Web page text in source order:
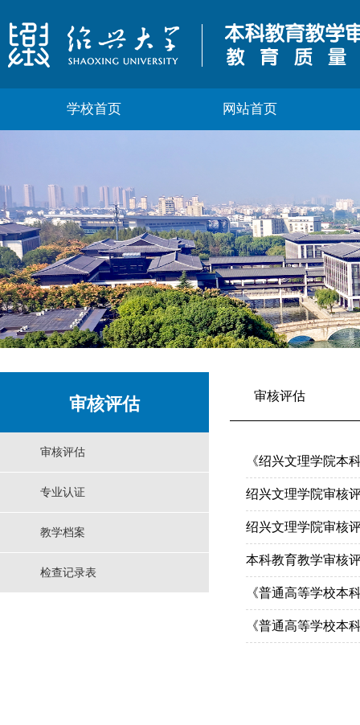
学校首页 网站首页
审核评估
审核评估
专业认证
教学档案
检查记录表
审核评估
《绍兴文理学院本
绍兴文理学院审核
绍兴文理学院审核
本科教育教学审核
《普通高等学校本
《普通高等学校本